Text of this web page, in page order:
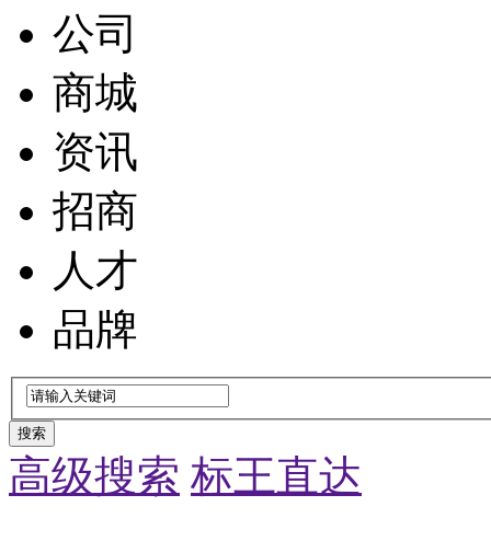
公司
商城
资讯
招商
人才
品牌
搜索
高级搜索 标王直达